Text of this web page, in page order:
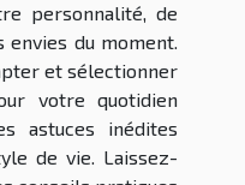
personnalité, de
envies du moment.
et sélectionner
votre quotidien
astuces inédites
de vie. Laissez-